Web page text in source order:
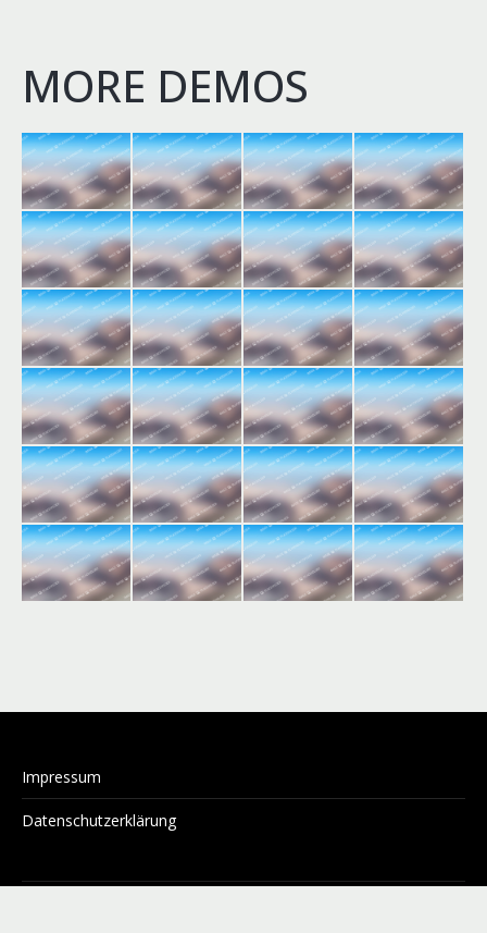
MORE DEMOS
Impressum
Datenschutzerklärung